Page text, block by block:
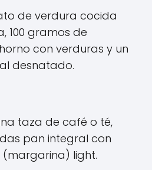
de verdura cocida
100 gramos de
con verduras y un
desnatado.
taza de café o té,
pan integral con
light.